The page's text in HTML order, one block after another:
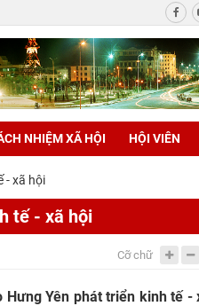
NHIỆM XÃ HỘI HỘI VIÊN
- xã hội
tế - xã hội
Cỡ chữ
Yên phát triển kinh tế -